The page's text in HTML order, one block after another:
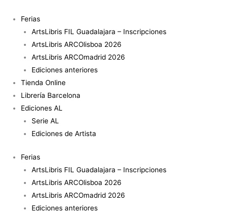
contenido
Ferias
ArtsLibris FIL Guadalajara – Inscripciones
ArtsLibris ARCOlisboa 2026
ArtsLibris ARCOmadrid 2026
Ediciones anteriores
Tienda Online
Librería Barcelona
Ediciones AL
Serie AL
Ediciones de Artista
Ferias
ArtsLibris FIL Guadalajara – Inscripciones
ArtsLibris ARCOlisboa 2026
ArtsLibris ARCOmadrid 2026
Ediciones anteriores